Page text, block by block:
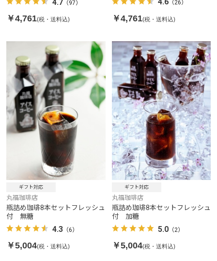
4.7 （97）
￥4,761(税・送料込)
4.6（26）
￥4,761(税・送料込)
ギフト対応
丸福珈琲店
瓶詰め珈琲8本セットフレッシュ
付 無糖
4.3 （6）
￥5,004(税・送料込)
ギフト対応
丸福珈琲店
瓶詰め珈琲8本セットフレッシュ
付 加糖
5.0（2）
￥5,004(税・送料込)